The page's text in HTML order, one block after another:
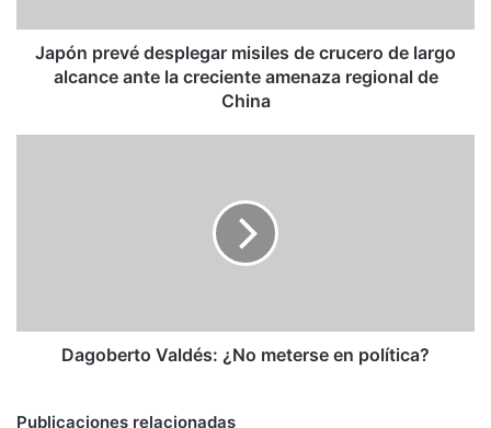
alcance
ante
regional
Japón prevé desplegar misiles de crucero de largo
alcance ante la creciente amenaza regional de
China
Dagoberto Valdés: ¿No meterse en política?
Publicaciones relacionadas